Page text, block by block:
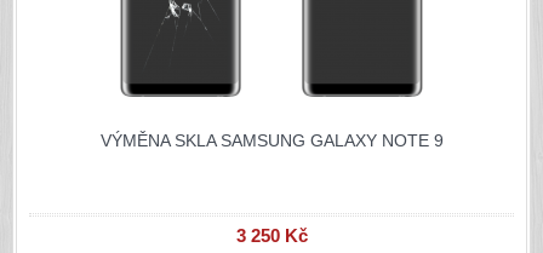
VÝMĚNA SKLA SAMSUNG GALAXY NOTE 9
3 250 Kč